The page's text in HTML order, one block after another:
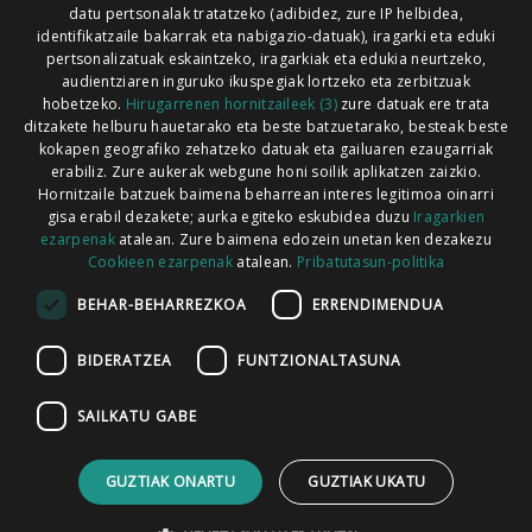
Xorroxin irratia | Lesaka | T. 948638288
Codesyntaxek garatua
HARREMANETARAKO
datu pertsonalak tratatzeko (adibidez, zure IP helbidea,
identifikatzaile bakarrak eta nabigazio-datuak), iragarki eta eduki
pertsonalizatuak eskaintzeko, iragarkiak eta edukia neurtzeko,
audientziaren inguruko ikuspegiak lortzeko eta zerbitzuak
hobetzeko. Hirugarrenen hornitzaileek (3)zure datuak ere trata
ditzakete helburu hauetarako eta beste batzuetarako, besteak beste
kokapen geografiko zehatzeko datuak eta gailuaren ezaugarriak
erabiliz. Zure aukerak webgune honi soilik aplikatzen zaizkio.
Hornitzaile batzuek baimena beharrean interes legitimoa oinarri
gisa erabil dezakete; aurka egiteko eskubidea duzu Iragarkien
ezarpenakatalean. Zure baimena edozein unetan ken dezakezu
Cookieen ezarpenak atalean. Pribatutasun-politika
BEHAR-BEHARREZKOA ERRENDIMENDUA
BIDERATZEA FUNTZIONALTASUNA
SAILKATU GABE
GUZTIAK ONARTU GUZTIAK UKATU